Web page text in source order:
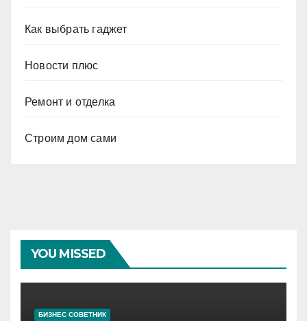
Как выбрать гаджет
Новости плюс
Ремонт и отделка
Строим дом сами
YOU MISSED
БИЗНЕС СОВЕТНИК